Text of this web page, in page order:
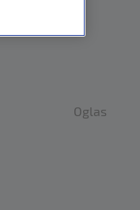
Oglas